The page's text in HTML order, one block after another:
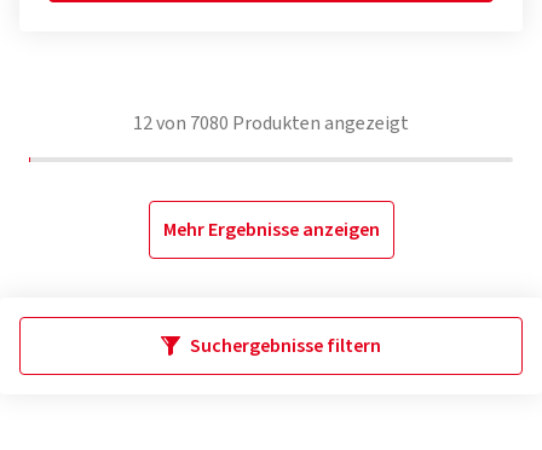
12von 7080 Produkten angezeigt
Mehr Ergebnisse anzeigen
Suchergebnisse filtern